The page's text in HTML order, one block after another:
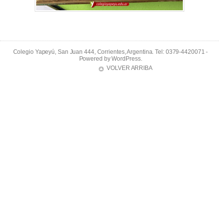
Colegio Yapeyú, San Juan 444, Corrientes, Argentina. Tel: 0379-4420071 -
Powered byWordPress.
VOLVER ARRIBA